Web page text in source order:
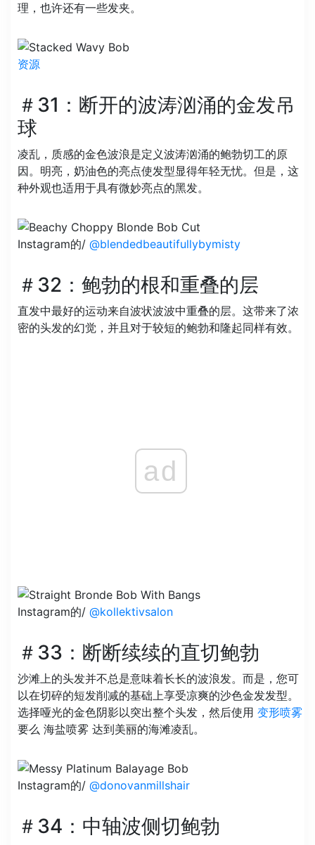
理，也许还有一些发夹。
资源
＃31：断开的波涛汹涌的金发吊
球
凌乱，质感的金色波浪是定义波涛汹涌的鲍勃切工的原
因。明亮，奶油色的亮点使发型显得年轻无忧。但是，这
种外观也适用于具有微妙亮点的黑发。
Instagram的/ @blendedbeautifullybymisty
＃32：鲍勃的根和重叠的层
直发中最好的运动来自波状波波中重叠的层。这带来了浓
密的头发的幻觉，并且对于较短的鲍勃和隆起同样有效。
ad
Instagram的/ @kollektivsalon
＃33：断断续续的直切鲍勃
沙滩上的头发并不总是意味着长长的波浪发。而是，您可
以在切碎的短发削减的基础上享受凉爽的沙色金发发型。
选择哑光的金色阴影以突出整个头发，然后使用 变形喷雾
要么 海盐喷雾 达到美丽的海滩凌乱。
Instagram的/ @donovanmillshair
＃34：中轴波侧切鲍勃